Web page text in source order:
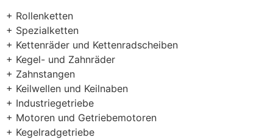
+ Rollenketten
+ Spezialketten
+ Kettenräder und Kettenradscheiben
+ Kegel- und Zahnräder
+ Zahnstangen
+ Keilwellen und Keilnaben
+ Industriegetriebe
+ Motoren und Getriebemotoren
+ Kegelradgetriebe